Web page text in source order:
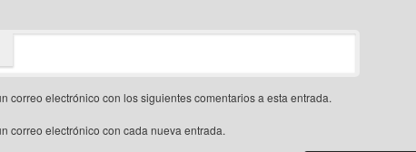
correo electrónico con los siguientes comentarios a esta entrada.
correo electrónico con cada nueva entrada.